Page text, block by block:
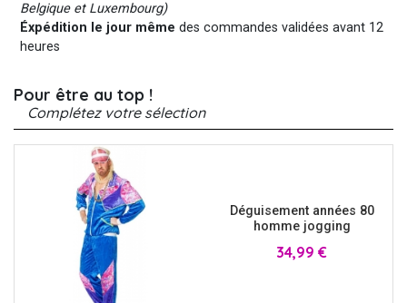
Belgique et Luxembourg)
Éxpédition le jour même des commandes validées avant 12
heures
Pour être au top !
Complétez votre sélection
Déguisement années 80
homme jogging
Prix
34,99 €